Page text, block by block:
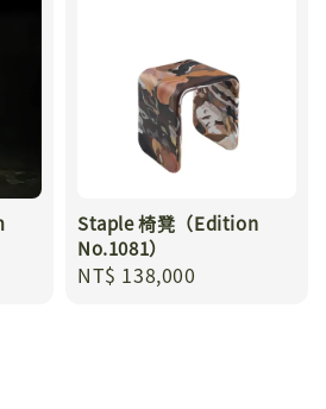
Staple 椅凳（Edition
No.1081）
Regular
NT$ 138,000